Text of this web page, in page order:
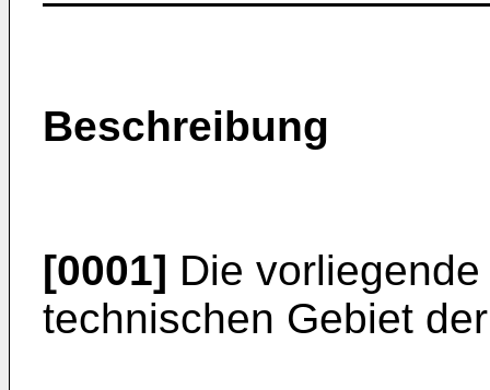
Beschreibung
[0001] Die
technischen Gebiet